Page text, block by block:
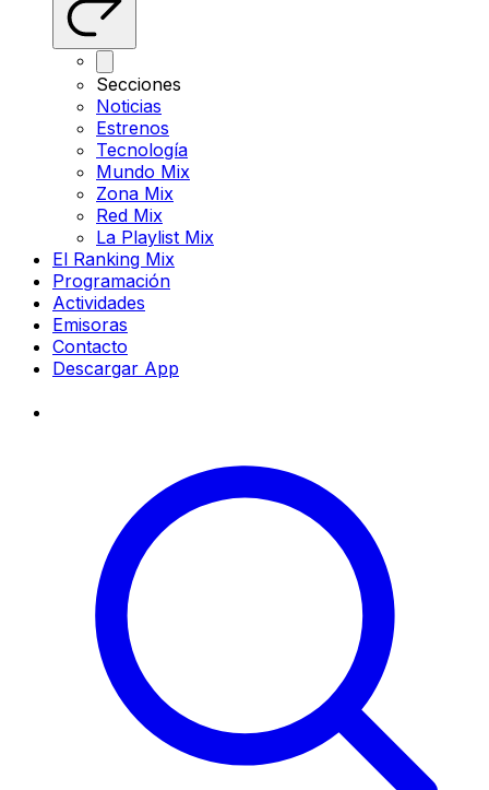
Secciones
Noticias
Estrenos
Tecnología
Mundo Mix
Zona Mix
Red Mix
La Playlist Mix
El Ranking Mix
Programación
Actividades
Emisoras
Contacto
Descargar App